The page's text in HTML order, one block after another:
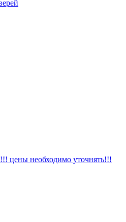
цены необходимо уточнять!!!